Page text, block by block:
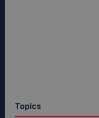
Topics